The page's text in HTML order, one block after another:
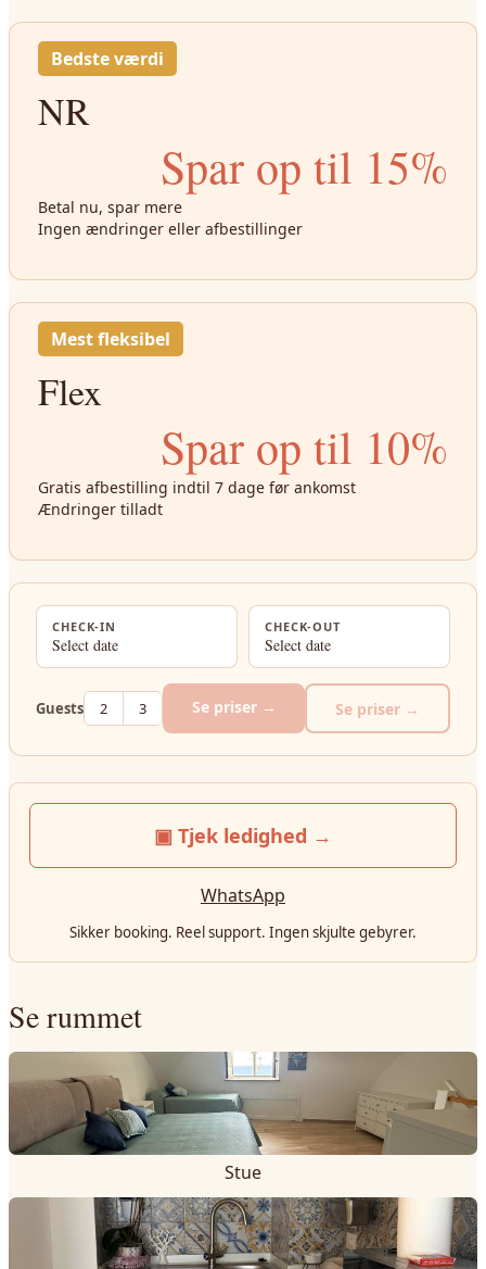
Bedste værdi
NR
Spar op til 15%
Betal nu, spar mere
Ingen ændringer eller afbestillinger
Mest fleksibel
Flex
Spar op til 10%
Gratis afbestilling indtil 7 dage før ankomst
Ændringer tilladt
CHECK-IN
Select date
CHECK-OUT
Select date
Guests 2 3 Se priser → Se priser →
▣ Tjek ledighed →
WhatsApp
Sikker booking. Reel support. Ingen skjulte gebyrer.
Se rummet
Stue